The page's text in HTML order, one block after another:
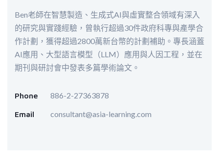
Ben老師在智慧製造、生成式AI與虛實整合領域有深入
的研究與實踐經驗，曾執行超過30件政府科專與產學合
作計劃，獲得超過2800萬新台幣的計劃補助。專長涵蓋
AI應用、大型語言模型（LLM）應用與人因工程，並在
期刊與研討會中發表多篇學術論文。
Phone 886-2-27363878
Email consultant@asia-learning.com